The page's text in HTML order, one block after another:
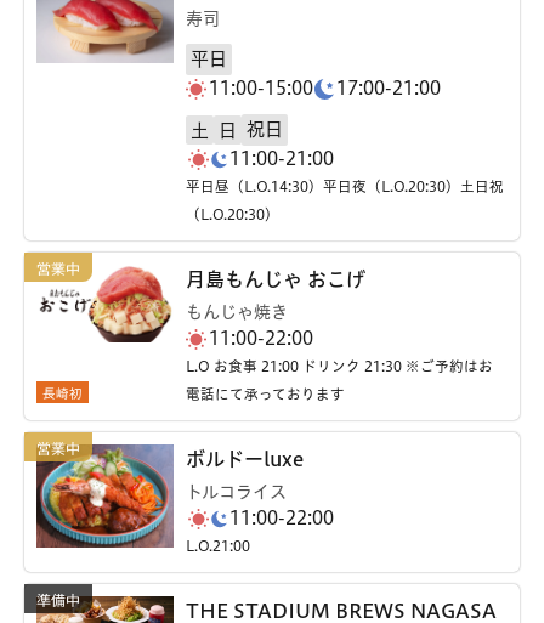
寿司
平日
11:00-15:00
17:00-21:00
土 日
祝日
11:00-21:00
平日昼（L.O.14:30）平日夜（L.O.20:30）土日祝
（L.O.20:30）
長崎初
月島もんじゃ おこげ
もんじゃ焼き
11:00-22:00
L.O お食事 21:00 ドリンク 21:30 ※ご予約はお
電話にて承っております
ボルドーluxe
トルコライス
11:00-22:00
L.O.21:00
THE STADIUM BREWS NAGASA